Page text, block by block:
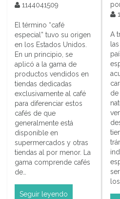
1144041509
El término “café
especial” tuvo su origen
en los Estados Unidos.
En un principio, se
aplicó a la gama de
productos vendidos en
tiendas dedicadas
exclusivamente al café
para diferenciar estos
cafés de que
generalmente está
disponible en
supermercados y otras
tiendas al por menor. La
gama comprende cafés
de…
Seguir leyendo
A
de